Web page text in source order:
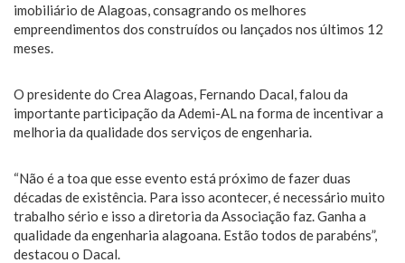
imobiliário de Alagoas, consagrando os melhores
empreendimentos dos construídos ou lançados nos últimos 12
meses.
O presidente do Crea Alagoas, Fernando Dacal, falou da
importante participação da Ademi-AL na forma de incentivar a
melhoria da qualidade dos serviços de engenharia.
“Não é a toa que esse evento está próximo de fazer duas
décadas de existência. Para isso acontecer, é necessário muito
trabalho sério e isso a diretoria da Associação faz. Ganha a
qualidade da engenharia alagoana. Estão todos de parabéns”,
destacou o Dacal.